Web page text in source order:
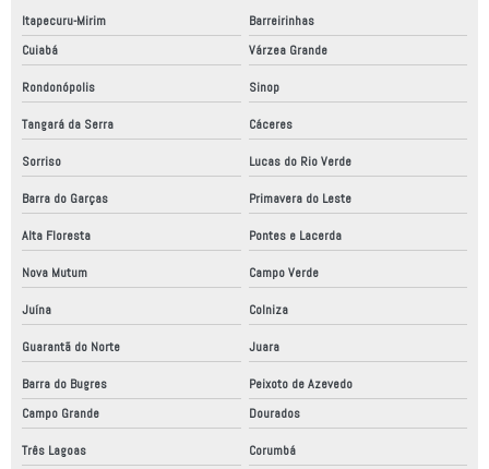
Itapecuru-Mirim
Barreirinhas
Cuiabá
Várzea Grande
Rondonópolis Sinop
Tangará da Serra Cáceres
Sorriso Lucas do Rio Verde
Barra do Garças Primavera do Leste
Alta Floresta Pontes e Lacerda
Nova Mutum Campo Verde
Juína Colniza
Guarantã do Norte Juara
Barra do Bugres
Peixoto de Azevedo
Campo Grande
Dourados
Três Lagoas Corumbá